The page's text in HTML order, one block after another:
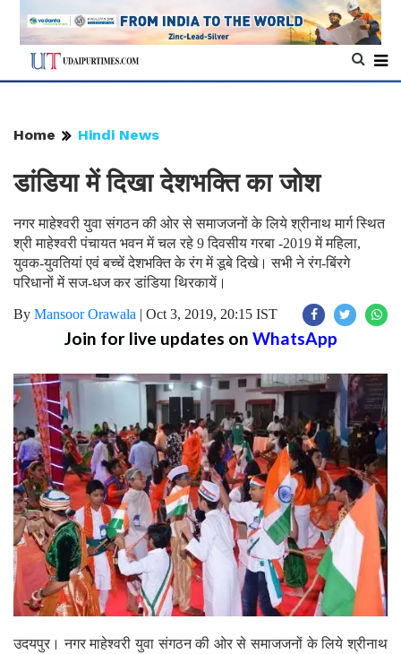
Home Hindi News
डांडिया में दिखा देशभक्ति का जोश
नगर माहेश्वरी युवा संगठन की ओर से समाजजनों के लिये श्रीनाथ मार्ग स्थित
श्री माहेश्वरी पंचायत भवन में चल रहे 9 दिवसीय गरबा -2019 में महिला,
युवक-युवतियां एवं बच्चें देशभक्ति के रंग में डूबे दिखे। सभी ने रंग-बिंरगे
परिधानों में सज-धज कर डांडिया थिरकायें।
By Mansoor Orawala | Oct 3, 2019, 20:15 IST
Join for live updates on WhatsApp
उदयपुर। नगर माहेश्वरी युवा संगठन की ओर से समाजजनों के लिये श्रीनाथ